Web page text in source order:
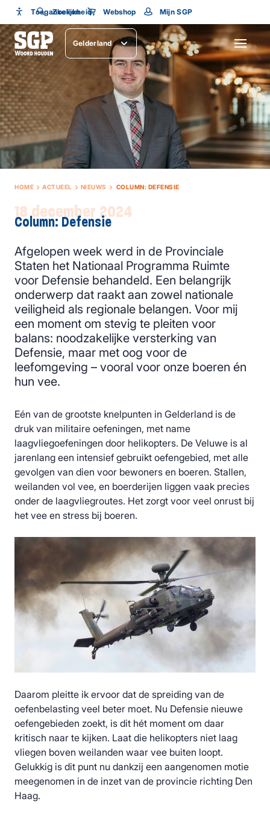
Toegankelijkheid
Toegankelijkheid
Lettergrootte
Zoeken Webshop Mijn SGP
Gelderland SLUITEN
HOME ACTUEEL NIEUWS COLUMN: DEFENSIE
18 december 2024
Column: Defensie
Afgelopen week werd in de Provinciale
Staten het Nationaal Programma Ruimte
voor Defensie behandeld. Een belangrijk
onderwerp dat raakt aan zowel nationale
veiligheid als regionale belangen. Voor mij
een moment om stevig te pleiten voor
balans: noodzakelijke versterking van
Defensie, maar met oog voor de
leefomgeving – vooral voor onze boeren én
hun vee.
Eén van de grootste knelpunten in Gelderland is de
druk van militaire oefeningen, met name
laagvliegoefeningen door helikopters. De Veluwe is al
jarenlang een intensief gebruikt oefengebied, met alle
gevolgen van dien voor bewoners en boeren. Stallen,
weilanden vol vee, en boerderijen liggen vaak precies
onder de laagvliegroutes. Het zorgt voor veel onrust bij
het vee en stress bij boeren.
Daarom pleitte ik ervoor dat de spreiding van de
oefenbelasting veel beter moet. Nu Defensie nieuwe
oefengebieden zoekt, is dit hét moment om daar
kritisch naar te kijken. Laat die helikopters niet laag
vliegen boven weilanden waar vee buiten loopt.
Gelukkig is dit punt nu dankzij een aangenomen motie
meegenomen in de inzet van de provincie richting Den
Haag.